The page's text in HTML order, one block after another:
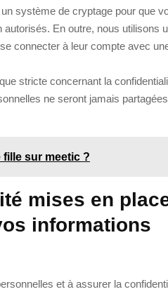
système de cryptage pour que
En outre, nous utilisons
connecter à leur compte avec
stricte concernant la
ne seront jamais
sur meetic ?
mises en
informations
et à assurer la